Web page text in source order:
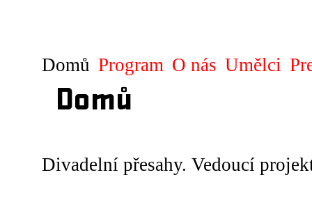
Domů Program O nás Umělci
Domů
Divadelní přesahy. Vedoucí